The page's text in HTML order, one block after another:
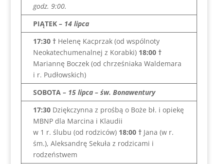
godz. 9:00.
PIĄTEK – 14 lipca
17:30 † Helenę Kacprzak (od wspólnoty
Neokatechumenalnej z Korabki) 18:00 †
Mariannę Boczek (od chrześniaka Waldemara
i r. Pudłowskich)
SOBOTA – 15 lipca – św. Bonawentury
17:30 Dziękczynna z prośbą o Boże bł. i opiekę
MBNP dla Marcina i Klaudii
w 1 r. ślubu (od rodziców) 18:00 † Jana (w r.
śm.), Aleksandrę Sekuła z rodzicami i
rodzeństwem